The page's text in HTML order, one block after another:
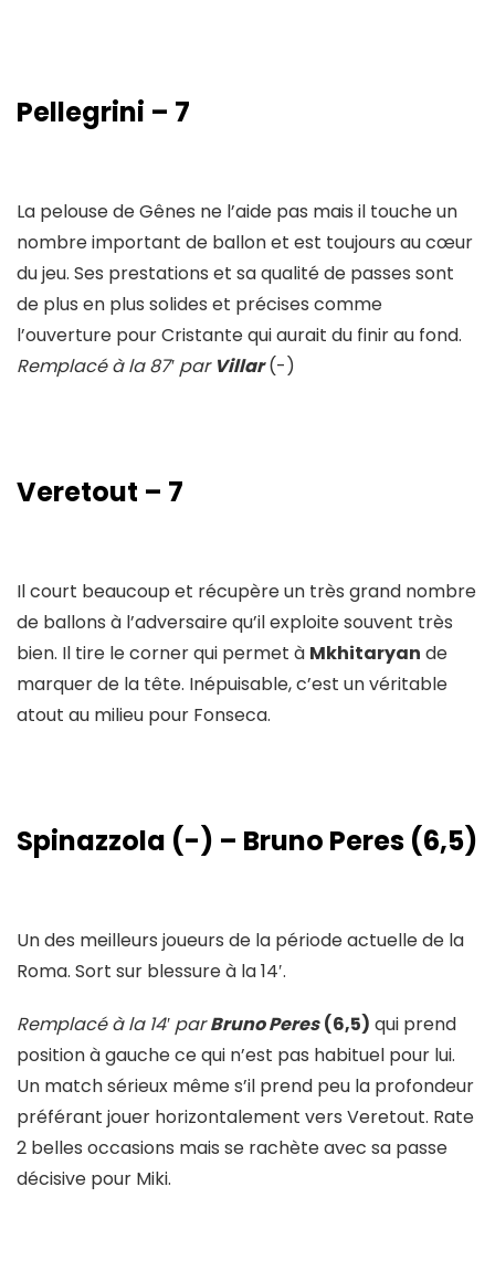
Pellegrini – 7
La pelouse de Gênes ne l’aide pas mais il touche un
nombre important de ballon et est toujours au cœur
du jeu. Ses prestations et sa qualité de passes sont
de plus en plus solides et précises comme
l’ouverture pour Cristante qui aurait du finir au fond.
Remplacé à la 87′ par Villar(-)
Veretout – 7
Il court beaucoup et récupère un très grand nombre
de ballons à l’adversaire qu’il exploite souvent très
bien. Il tire le corner qui permet à Mkhitaryan de
marquer de la tête. Inépuisable, c’est un véritable
atout au milieu pour Fonseca.
Spinazzola (-) – Bruno Peres (6,5)
Un des meilleurs joueurs de la période actuelle de la
Roma. Sort sur blessure à la 14′.
Remplacé à la 14′ parBruno Peres (6,5) qui prend
position à gauche ce qui n’est pas habituel pour lui.
Un match sérieux même s’il prend peu la profondeur
préférant jouer horizontalement vers Veretout. Rate
2 belles occasions mais se rachète avec sa passe
décisive pour Miki.